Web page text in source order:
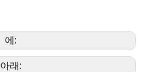
에:
아래: